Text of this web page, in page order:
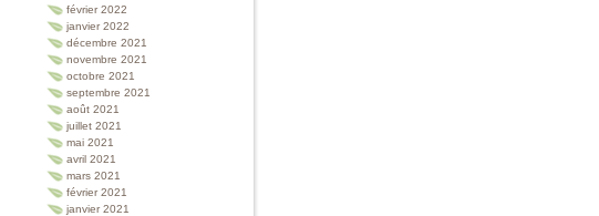
février 2022
janvier 2022
décembre 2021
novembre 2021
octobre 2021
septembre 2021
août 2021
juillet 2021
mai 2021
avril 2021
mars 2021
février 2021
janvier 2021